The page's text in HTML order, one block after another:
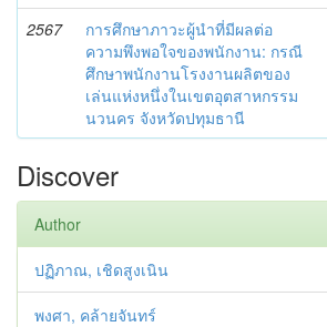
2567
การศึกษาภาวะผู้นำที่มีผลต่อ
ความพึงพอใจของพนักงาน: กรณี
ศึกษาพนักงานโรงงานผลิตของ
เล่นแห่งหนึ่งในเขตอุตสาหกรรม
นวนคร จังหวัดปทุมธานี
Discover
Author
ปฏิภาณ, เชิดสูงเนิน
พงศา, คล้ายจันทร์